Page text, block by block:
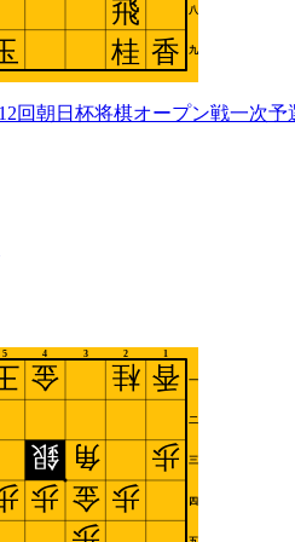
12回朝日杯将棋オープン戦一次予